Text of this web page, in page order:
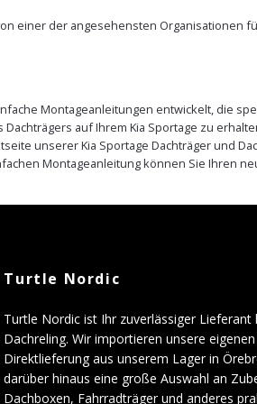
einer der angesehensten Organisationen
Montageanleitungen entwickelt, die
auf Ihrem Kia Sportage zu
unserer Kia Sportage Dachträger und
Montageanleitung können Sie Ihren
Turtle Nordic
Turtle Nordic ist Ihr zuverlässiger
Dachreling. Wir importieren unsere
Direktlieferung aus unserem Lager in
darüber hinaus eine große Auswahl an
Dachboxen, Fahrradträger und anderes